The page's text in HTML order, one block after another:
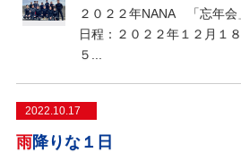
２０２２年NANA 「忘年会
日程：２０２２年１２月１
５...
2022.10.17
雨降りな１日